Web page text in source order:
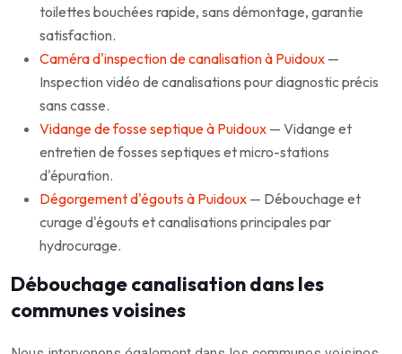
toilettes bouchées rapide, sans démontage, garantie
satisfaction.
Caméra d'inspection de canalisation à Puidoux —
Inspection vidéo de canalisations pour diagnostic précis
sans casse.
Vidange de fosse septique à Puidoux — Vidange et
entretien de fosses septiques et micro-stations
d'épuration.
Dégorgement d'égouts à Puidoux — Débouchage et
curage d'égouts et canalisations principales par
hydrocurage.
Débouchage canalisation dans les
communes voisines